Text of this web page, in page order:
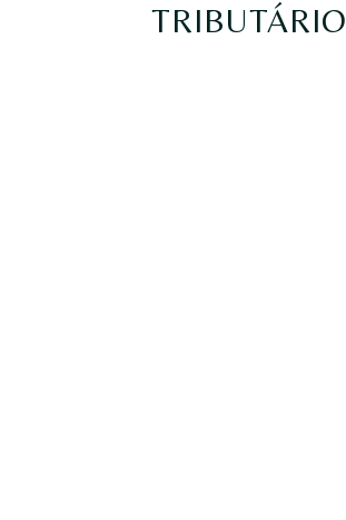
TRIBUTÁRIO